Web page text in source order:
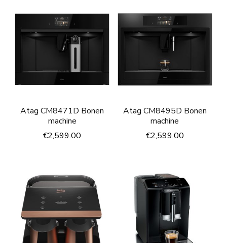
Atag CM8471D Bonen
machine
€2,599.00
Atag CM8495D Bonen
machine
€2,599.00